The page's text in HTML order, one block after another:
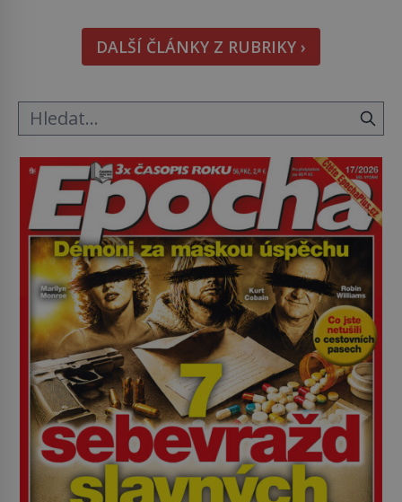
hmatatelnějšího. Naprosto rekordní kometu!
Astronomové Pedro Bernardinelli a Gary Bernstein
mravenčí prací zkoumají archivní snímky v rámci
DALŠÍ ČLÁNKY Z RUBRIKY ›